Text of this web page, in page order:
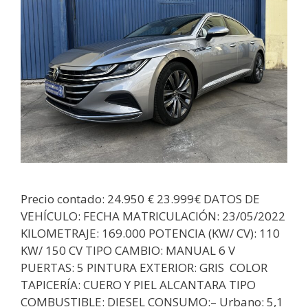
Precio contado: 24.950 € 23.999€ DATOS DE
VEHÍCULO: FECHA MATRICULACIÓN: 23/05/2022
KILOMETRAJE: 169.000 POTENCIA (KW/ CV): 110
KW/ 150 CV TIPO CAMBIO: MANUAL 6 V
PUERTAS: 5 PINTURA EXTERIOR: GRIS COLOR
TAPICERÍA: CUERO Y PIEL ALCANTARA TIPO
COMBUSTIBLE: DIESEL CONSUMO:– Urbano: 5,1